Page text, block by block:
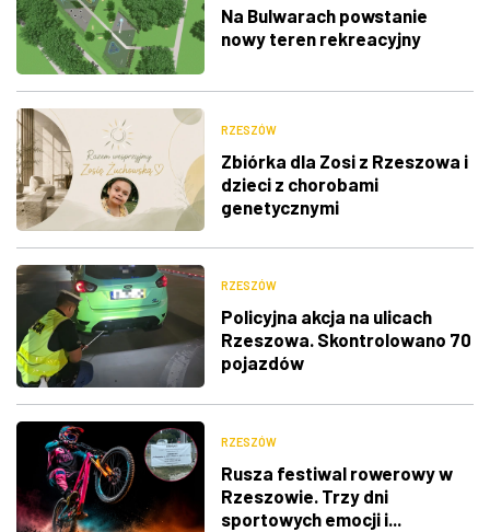
Na Bulwarach powstanie
nowy teren rekreacyjny
RZESZÓW
Zbiórka dla Zosi z Rzeszowa i
dzieci z chorobami
genetycznymi
RZESZÓW
Policyjna akcja na ulicach
Rzeszowa. Skontrolowano 70
pojazdów
RZESZÓW
Rusza festiwal rowerowy w
Rzeszowie. Trzy dni
sportowych emocji i...